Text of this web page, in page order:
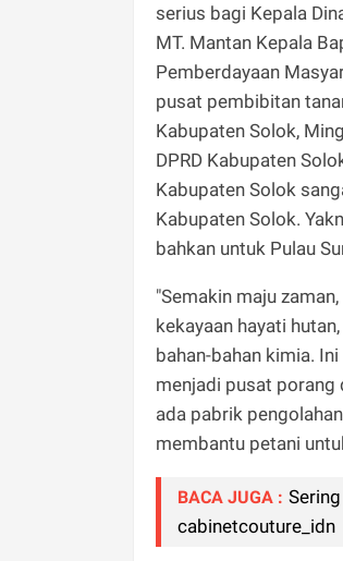
serius bagi Kepala
MT. Mantan Kepala
Pemberdayaan
pusat pembibitan
Kabupaten Solok,
DPRD Kabupaten
Kabupaten Solok
Kabupaten Solok.
bahkan untuk Pulau
"Semakin maju
kekayaan hayati
bahan-bahan kimia.
menjadi pusat porang
ada pabrik
membantu petani
BACA JUGA :
cabinetcouture_idn